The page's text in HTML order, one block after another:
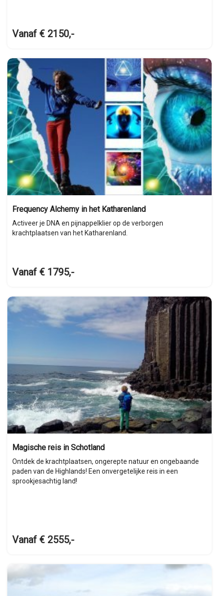
Vanaf € 2150,-
Frequency Alchemy in het Katharenland
Activeer je DNA en pijnappelklier op de verborgen
krachtplaatsen van het Katharenland.
Vanaf € 1795,-
Magische reis in Schotland
Ontdek de krachtplaatsen, ongerepte natuur en ongebaande
paden van de Highlands! Een onvergetelijke reis in een
sprookjesachtig land!
Vanaf € 2555,-